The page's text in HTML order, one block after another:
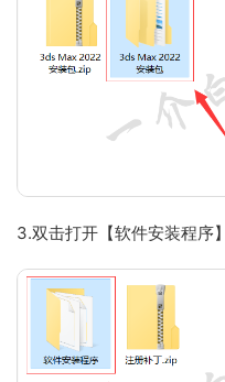
3.双击打开【软件安装程序